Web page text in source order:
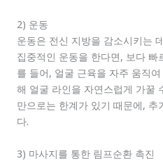
2) 운동
운동은 전신 지방을 감소시키는
집중적인 운동을 한다면, 보다 빠
를 들어, 얼굴 근육을 자주 움직
해 얼굴 라인을 자연스럽게 가꿀
만으로는 한계가 있기 때문에,
다.
3) 마사지를 통한 림프순환 촉진